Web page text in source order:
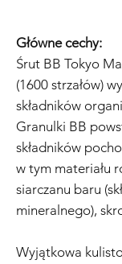
Główne cechy:
Śrut BB Tokyo
(1600 strzałów)
składników
Granulki BB
składników
w tym materiału
siarczanu baru
mineralnego),
Wyjątkowa